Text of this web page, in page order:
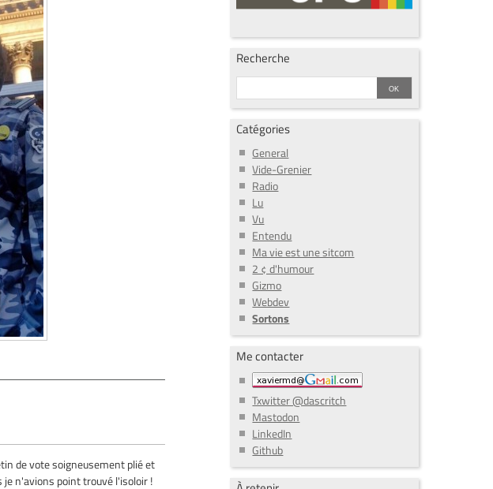
de vote soigneusement plié et
je n'avions point trouvé l'isoloir !
Recherche
Catégories
General
Vide-Grenier
Radio
Lu
Vu
Entendu
Ma vie est une sitcom
2 ¢ d'humour
Gizmo
Webdev
Sortons
Me contacter
Txwitter @dascritch
Mastodon
LinkedIn
Github